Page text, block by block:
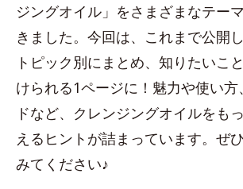
ジングオイル」をさまざまなテー
きました。今回は、これまで公開
トピック別にまとめ、知りたいこ
けられる1ページに！魅力や使い
ドなど、クレンジングオイルをも
えるヒントが詰まっています。ぜ
みてください♪